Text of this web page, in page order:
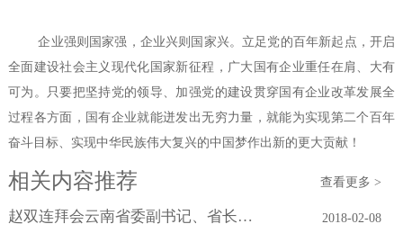
企业强则国家强，企业兴则国家兴。立足党的百年新起点，开启
全面建设社会主义现代化国家新征程，广大国有企业重任在肩、大有
可为。只要把坚持党的领导、加强党的建设贯穿国有企业改革发展全
过程各方面，国有企业就能迸发出无穷力量，就能为实现第二个百年
奋斗目标、实现中华民族伟大复兴的中国梦作出新的更大贡献！
相关内容推荐 查看更多 >
赵双连拜会云南省委副书记、省长阮成发 2018-02-08